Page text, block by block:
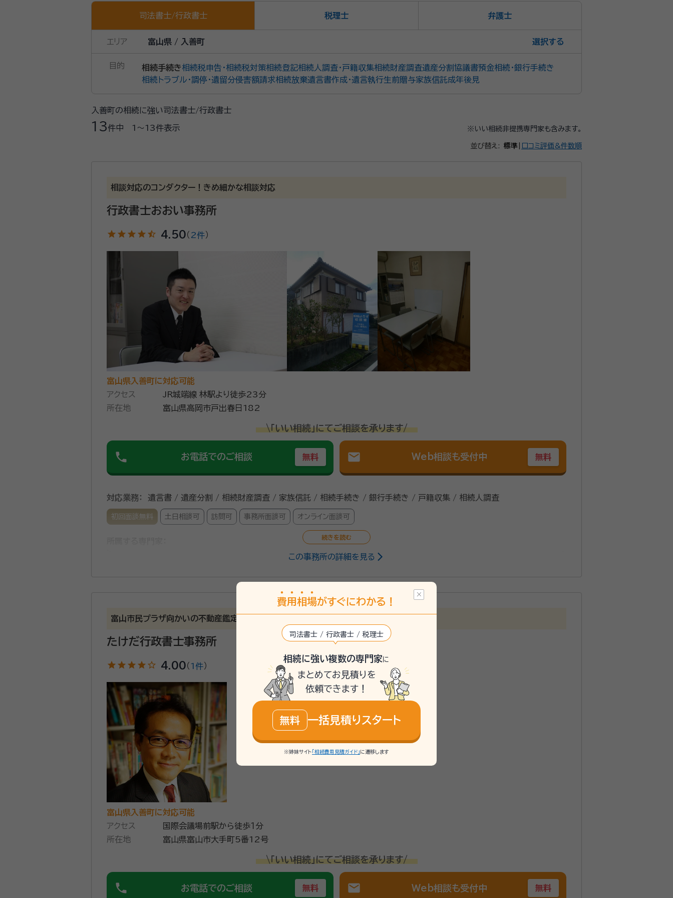
司法書士/行政書士 税理士 弁護士
エリア 富山県 / 入善町 選択
目的 相続手続き相続税申告・相続税対策相続登記相続人調査・戸籍収集相続財産調査遺産分割協議書預金相続・銀行手続き
相続トラブル・調停・遺留分侵害額請求相続放棄遺言書作成・遺言執行生前贈与家族信託成年後見
入善町の相続に強い司法書士/行政書士
13件中 1〜13件表示 ※いい相続非提携専門家も含みます。
並び替え: 標準 口コミ評価&件数順
相談対応のコンダクター！きめ細かな相談対応
行政書士おおい事務所
star star star star star_half 4.50（ 2件）
富山県入善町に対応可能
アクセス
JR城端線 林駅より徒歩23分
所在地
富山県高岡市戸出春日182
\「いい相続」にてご相談を承ります/
phone お電話でのご相談 無料 mail Web相談も受付中 無料
対応業務： 遺言書 / 遺産分割 / 相続財産調査 / 家族信託 / 相続手続き / 銀行手続き / 戸籍収集 / 相続人調査
初回面談無料 土日相談可 訪問可 事務所面談可 オンライン面談可
行政書士・宅地建物取引士、民事信託コンサルタント・生命保険募集人・相続診断士
行政書士おおい事務所は、JR城端線 林駅より徒歩23分ほどの場所にあります。代表の大井研也先生は、飲料メーカーを経て不
動産コンサルティング会社に入社、富裕層へのコンサルティングや住む家がない方への住居の提供などに従事。その際には、地域
生活移行支援事業を担当されました。 さまざまな人々と関わった経験をもとに、広い視野で幅広い相談対応をしていることが特
徴です。特に相続に関する相談対応に力をいれており、相続対応のコンダクターとして、人々の暮らしと財産を守るサポートをして
いるそう。 土日相談や19時以降の対応が可能なので、事情で時間をとりにくい方でも気軽に相談できます。また、メール受付や
訪問相談など、きめ細かな対応ができるのも良いところ。初回は相談料が無料ですので、お困りごとやお悩みごとがある方は相談
してみてください。
資格等：行政書士・宅地建物取引士・民事信託コンサルタント・生命保険募集人・相続診断士
所属団体：
富山県行政書士会
この事務所の詳細を見る
富山市民プラザ向かいの不動産鑑定士・行政書士事務所です。
たけだ行政書士事務所
star star star star star_outline 4.00（ 1件）
富山県入善町に対応可能
アクセス
国際会議場前駅から徒歩１分
所在地
富山県富山市大手町5番12号
\「いい相続」にてご相談を承ります/
phone お電話でのご相談 無料 mail Web相談も受付中 無料
費用 相場がすぐにわかる！
司法書士 / 行政書士 / 税理士
相続に強い複数の専門家に
まとめてお見積りを
依頼できます！
無料 一括見積りスタート
※姉妹サイト 「相続費用見積ガイド」 に遷移します